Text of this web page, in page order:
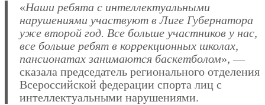
«Наши ребята с интеллектуальными
нарушениями участвуют в Лиге Губернатора
уже второй год. Все больше участников у нас,
все больше ребят в коррекционных школах,
пансионатах занимаются баскетболом», —
сказала председатель регионального отделения
Всероссийской федерации спорта лиц с
интеллектуальными нарушениями.